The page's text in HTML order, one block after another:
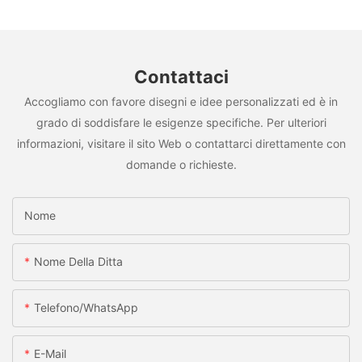
Contattaci
Accogliamo con favore disegni e idee personalizzati ed è in
grado di soddisfare le esigenze specifiche. Per ulteriori
informazioni, visitare il sito Web o contattarci direttamente con
domande o richieste.
Nome
Nome Della Ditta
Telefono/WhatsApp
E-Mail